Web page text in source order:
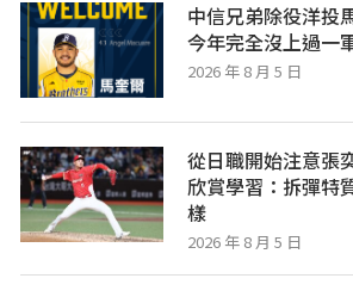
中信兄弟除役洋投
今年完全沒上過一
2026 年 8 月 5 日
從日職開始注意
欣賞學習：拆彈特
樣
2026 年 8 月 5 日